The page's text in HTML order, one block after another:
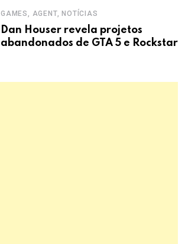
GAMES, AGENT, NOTÍCIAS
Dan Houser revela projetos
abandonados de GTA 5 e Rockstar